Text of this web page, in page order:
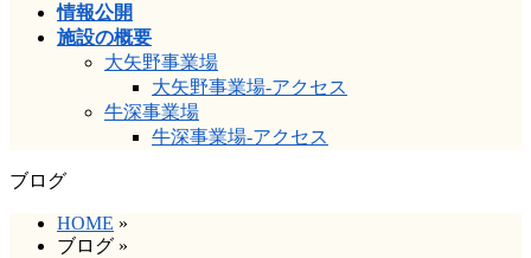
情報公開
施設の概要
大矢野事業場
大矢野事業場-アクセス
牛深事業場
牛深事業場-アクセス
ブログ
HOME »
ブログ »